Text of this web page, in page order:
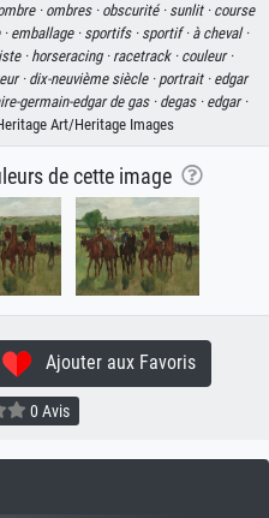
· ombres · obscurité · sunlit · course
emballage · sportifs · sportif · à cheval ·
· horseracing · racetrack · couleur ·
· dix-neuvième siècle · portrait · edgar
germain-edgar de gas · degas · edgar ·
Art/Heritage Images
de cette image
Ajouter aux Favoris
0 Avis